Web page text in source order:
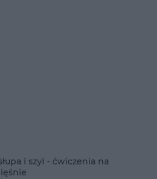
i szyi - ćwiczenia na